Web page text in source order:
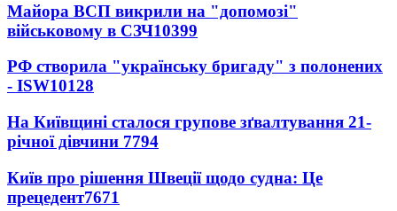
Майора ВСП викрили на "допомозі"
військовому в СЗЧ10399
РФ створила "українську бригаду" з полонених
- ISW10128
На Київщині сталося групове зґвалтування 21-
річної дівчини 7794
Київ про рішення Швеції щодо судна: Це
прецедент7671